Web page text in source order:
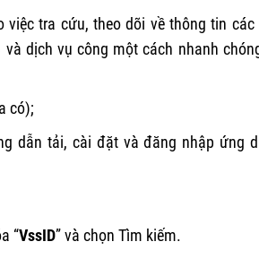
tra cứu, theo dõi về thông tin các
dịch vụ công một cách nhanh
có);
dẫn tải, cài đặt và đăng nhập ứng
“VssID” và chọn Tìm kiếm.